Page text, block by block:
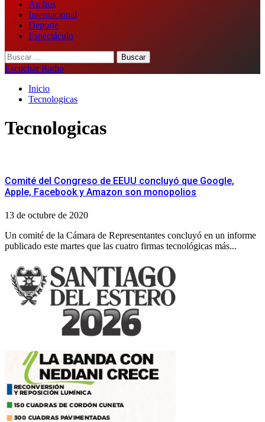
Audios
Internacional
Deporte
Espectáculo
Buscar:
Escuchar Radio
Inicio
Tecnologicas
Tecnologicas
Comité del Congreso de EEUU concluyó que Google,
Apple, Facebook y Amazon son monopolios
13 de octubre de 2020
Un comité de la Cámara de Representantes concluyó en un informe
publicado este martes que las cuatro firmas tecnológicas más...